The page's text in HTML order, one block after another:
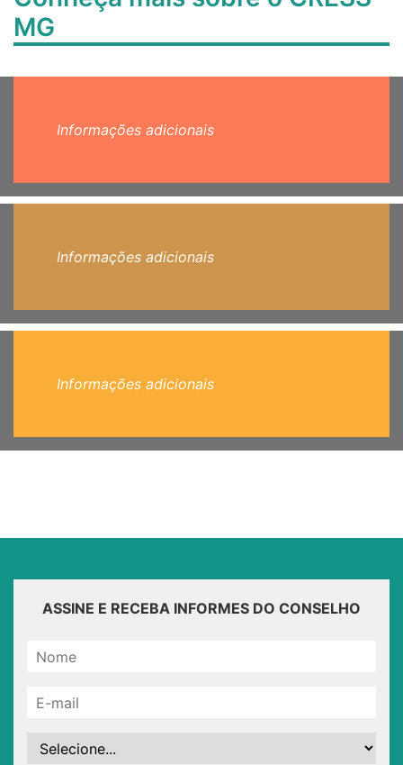
MG
Informações adicionais
Informações adicionais
Informações adicionais
ASSINE E RECEBA INFORMES DO CONSELHO